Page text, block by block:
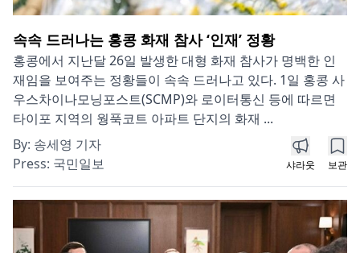
속속 드러나는 홍콩 화재 참사 ‘인재’ 정황
홍콩에서 지난달 26일 발생한 대형 화재 참사가 명백한 인
재임을 보여주는 정황들이 속속 드러나고 있다. 1일 홍콩 사
우스차이나모닝포스트(SCMP)와 로이터통신 등에 따르면
타이포 지역의 웡푹코트 아파트 단지의 화재 ...
By: 송세영 기자
Press: 국민일보 샤라웃 보관